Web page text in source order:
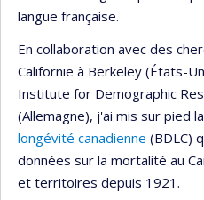
langue française.
En collaboration avec des
Californie à Berkeley (États-
Institute for Demographic
(Allemagne), j'ai mis sur pied la
longévité canadienne (BDLC)
données sur la mortalité au
et territoires depuis 1921.